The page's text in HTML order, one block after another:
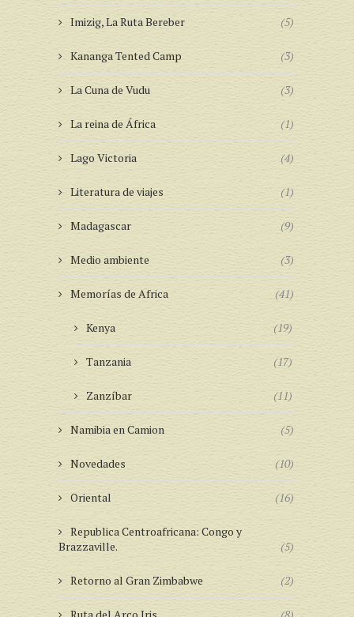
Imizig, La Ruta Bereber (5)
Kananga Tented Camp (3)
La Cuna de Vudu (3)
La reina de África (1)
Lago Victoria (4)
Literatura de viajes (1)
Madagascar (9)
Medio ambiente (3)
Memorías de Africa (41)
Kenya (19)
Tanzania (17)
Zanzíbar (11)
Namibia en Camion (5)
Novedades (10)
Oriental (16)
Republica Centroafricana: Congo y
Brazzaville.
(5)
Retorno al Gran Zimbabwe (2)